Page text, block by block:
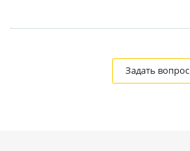
Задать вопрос